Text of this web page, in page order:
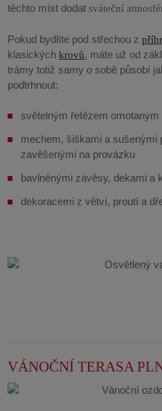
těchto míst dodatsváteční
Pokud bydlíte pod střechou z
klasickýchkrovů, máte už od
trámy totiž samy o sobě působí
podtrhnout:
světelným řetězem omotaným
mechem, šiškami a sušenými
zavěšenými na provázku
bavlněnými závěsy, dekami a
dekoracemi z větví, proutí a
VÁNOČNÍ TERASA